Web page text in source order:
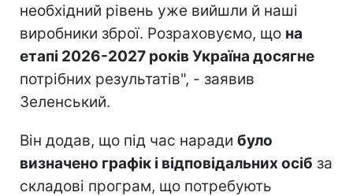
необхідний рівень уже вийшли й наші
виробники зброї. Розраховуємо, що на
етапі 2026-2027 років Україна досягне
потрібних результатів", - заявив
Зеленський.
Він додав, що під час наради було
визначено графік і відповідальних осіб за
складові програм, що потребують